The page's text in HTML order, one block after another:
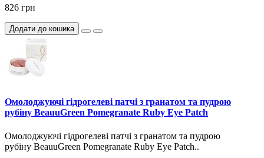
826 грн
Додати до кошика
Омолоджуючі гідрогелеві патчі з гранатом та пудрою
рубіну BeauuGreen Pomegranate Ruby Eye Patch
Омолоджуючі гідрогелеві патчі з гранатом та пудрою
рубіну BeauuGreen Pomegranate Ruby Eye Patch..